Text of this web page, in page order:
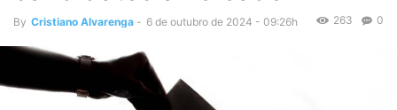
By Cristiano Alvarenga - 6 de outubro de 2024 - 09:26h 0
263